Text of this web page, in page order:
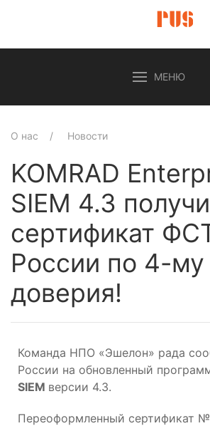
МЕНЮ
О нас Новости
KOMRAD
SIEM 4.3
сертификат
России по 4-
доверия!
Команда НПО «Эшелон» рада
России на обновленный
SIEM версии 4.3.
Переоформленный сертификат